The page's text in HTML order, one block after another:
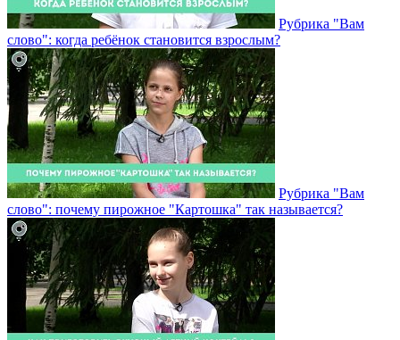
Рубрика "Вам
слово": когда ребёнок становится взрослым?
Рубрика "Вам
слово": почему пирожное "Картошка" так называется?